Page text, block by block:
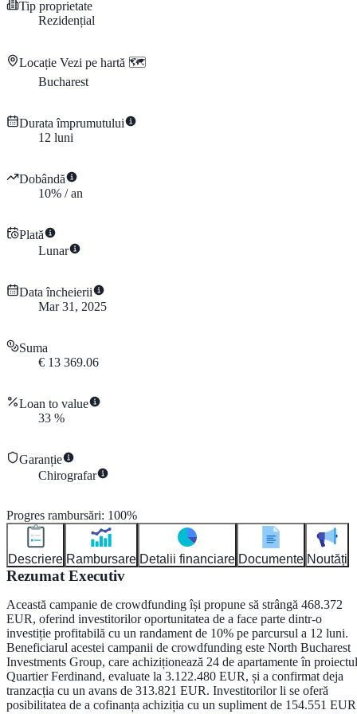
Tip proprietate
Rezidențial
Locație Vezi pe hartă 🗺️
Bucharest
Durata împrumutului
12 luni
Dobândă
10% /an
Plată
Lunar
Data încheierii
Mar 31, 2025
Suma
€ 13 369.06
Loan to value
33 %
Garanție
Chirografar
Progres rambursări: 100%
Descriere Rambursare Detalii financiare Documente Noutăți
Rezumat Executiv
Această campanie de crowdfunding își propune să strângă 468.372
EUR, oferind investitorilor oportunitatea de a face parte dintr-o
investiție profitabilă cu un randament de 10% pe parcursul a 12 luni.
Beneficiarul acestei campanii de crowdfunding este North Bucharest
Investments Group, care achiziționează 24 de apartamenteîn proiectul
Quartier Ferdinand, evaluate la 3.122.480 EUR, și a confirmat deja
tranzacția cu un avans de 313.821 EUR. Investitorilor li se oferă
posibilitatea de a cofinanța achiziția cu un supliment de 154.551 EUR